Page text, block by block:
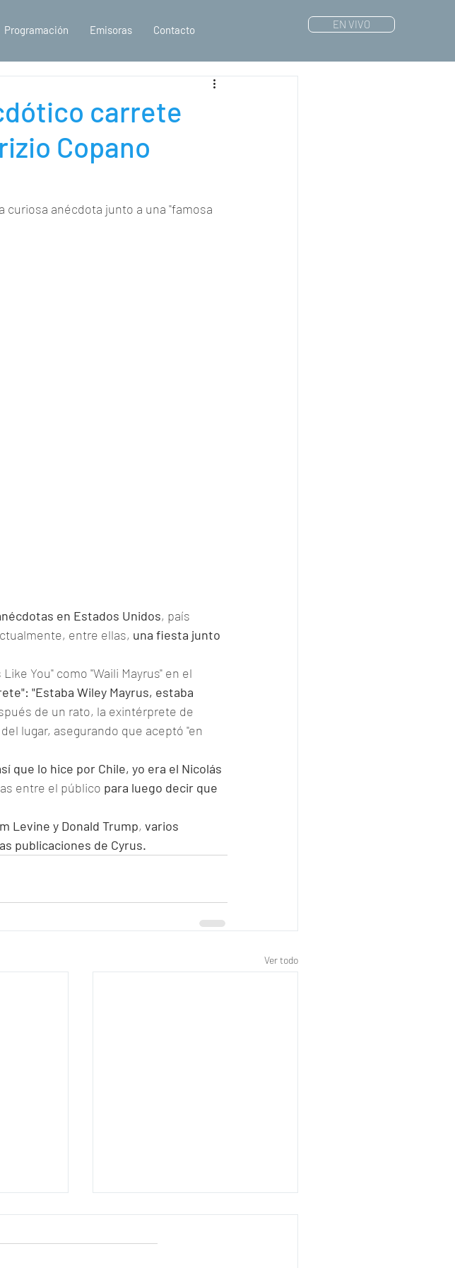
Programación Emisoras Contacto EN VIVO
carrete
Copano
anécdota junto a una "famosa
en Estados Unidos, país
entre ellas, una fiesta junto
You" como "Waili Mayrus" en el
"Estaba Wiley Mayrus, estaba
de un rato, la exintérprete de
lugar, asegurando que aceptó "en
que lo hice por Chile, yo era el Nicolás
entre el público para luego decir que
Levine y Donald Trump, varios
publicaciones de Cyrus.
Ver todo